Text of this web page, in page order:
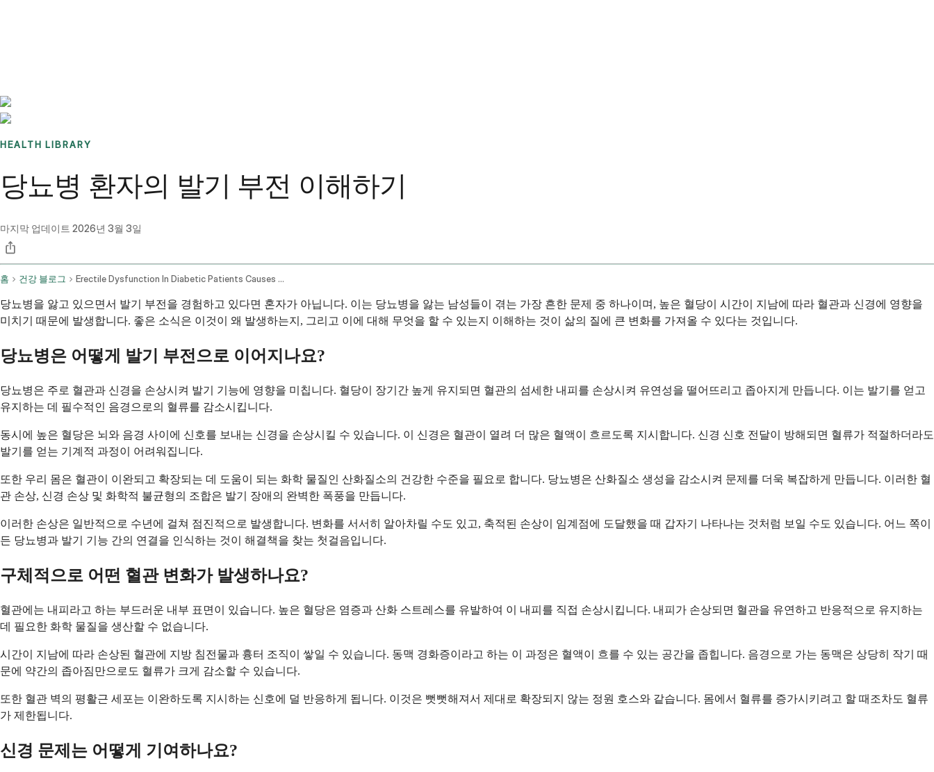
HEALTH LIBRARY
당뇨병 환자의 발기 부전 이해하기
마지막 업데이트 2026년 3월 3일
홈 건강 블로그 Erectile Dysfunction In Diabetic Patients Causes And Management
당뇨병을 앓고 있으면서 발기 부전을 경험하고 있다면 혼자가 아닙니다. 이는 당뇨병을 앓는 남성들이 겪는 가장 흔한 문제 중 하나이며, 높은 혈당이 시간이 지남에 따라 혈관과 신경에 영향을
미치기 때문에 발생합니다. 좋은 소식은 이것이 왜 발생하는지, 그리고 이에 대해 무엇을 할 수 있는지 이해하는 것이 삶의 질에 큰 변화를 가져올 수 있다는 것입니다.
당뇨병은 어떻게 발기 부전으로 이어지나요?
당뇨병은 주로 혈관과 신경을 손상시켜 발기 기능에 영향을 미칩니다. 혈당이 장기간 높게 유지되면 혈관의 섬세한 내피를 손상시켜 유연성을 떨어뜨리고 좁아지게 만듭니다. 이는 발기를 얻고
유지하는 데 필수적인 음경으로의 혈류를 감소시킵니다.
동시에 높은 혈당은 뇌와 음경 사이에 신호를 보내는 신경을 손상시킬 수 있습니다. 이 신경은 혈관이 열려 더 많은 혈액이 흐르도록 지시합니다. 신경 신호 전달이 방해되면 혈류가 적절하더라도
발기를 얻는 기계적 과정이 어려워집니다.
또한 우리 몸은 혈관이 이완되고 확장되는 데 도움이 되는 화학 물질인 산화질소의 건강한 수준을 필요로 합니다. 당뇨병은 산화질소 생성을 감소시켜 문제를 더욱 복잡하게 만듭니다. 이러한 혈
관 손상, 신경 손상 및 화학적 불균형의 조합은 발기 장애의 완벽한 폭풍을 만듭니다.
이러한 손상은 일반적으로 수년에 걸쳐 점진적으로 발생합니다. 변화를 서서히 알아차릴 수도 있고, 축적된 손상이 임계점에 도달했을 때 갑자기 나타나는 것처럼 보일 수도 있습니다. 어느 쪽이
든 당뇨병과 발기 기능 간의 연결을 인식하는 것이 해결책을 찾는 첫걸음입니다.
구체적으로 어떤 혈관 변화가 발생하나요?
혈관에는 내피라고 하는 부드러운 내부 표면이 있습니다. 높은 혈당은 염증과 산화 스트레스를 유발하여 이 내피를 직접 손상시킵니다. 내피가 손상되면 혈관을 유연하고 반응적으로 유지하는
데 필요한 화학 물질을 생산할 수 없습니다.
시간이 지남에 따라 손상된 혈관에 지방 침전물과 흉터 조직이 쌓일 수 있습니다. 동맥 경화증이라고 하는 이 과정은 혈액이 흐를 수 있는 공간을 좁힙니다. 음경으로 가는 동맥은 상당히 작기 때
문에 약간의 좁아짐만으로도 혈류가 크게 감소할 수 있습니다.
또한 혈관 벽의 평활근 세포는 이완하도록 지시하는 신호에 덜 반응하게 됩니다. 이것은 뻣뻣해져서 제대로 확장되지 않는 정원 호스와 같습니다. 몸에서 혈류를 증가시키려고 할 때조차도 혈류
가 제한됩니다.
신경 문제는 어떻게 기여하나요?